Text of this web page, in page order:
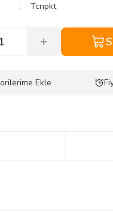
Tcnpkt